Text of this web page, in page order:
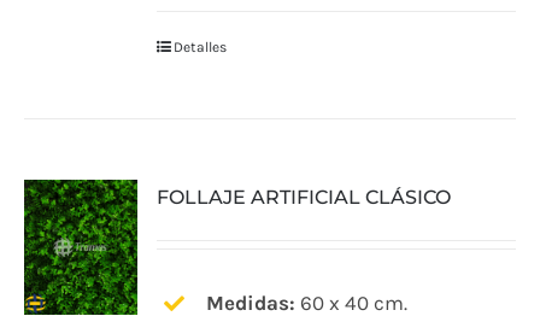
Detalles
FOLLAJE ARTIFICIAL CLÁSICO
Medidas: 60 x 40 cm.